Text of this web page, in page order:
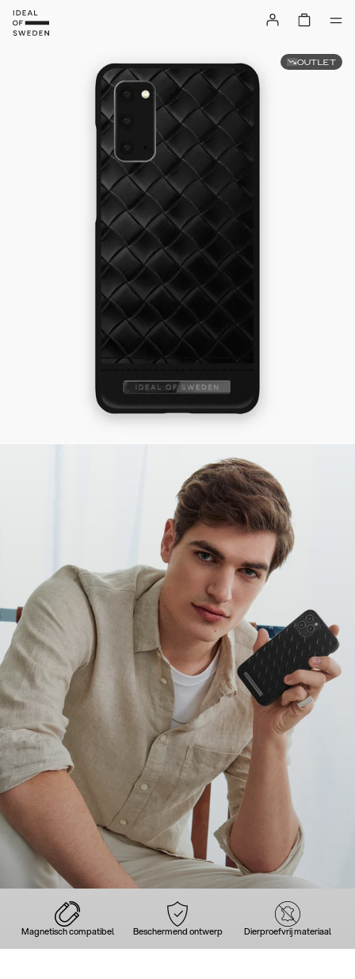
Magnetisch compatibel Beschermend ontwerp Dierproefvrij materiaal
OUTLET